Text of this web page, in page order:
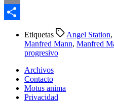
Email
Etiquetas Angel Station,
Manfred Mann, Manfred
progresivo
Archivos
Contacto
Motus anima
Privacidad